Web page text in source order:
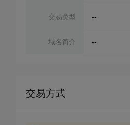
交易类型 --
域名简介 --
交易方式